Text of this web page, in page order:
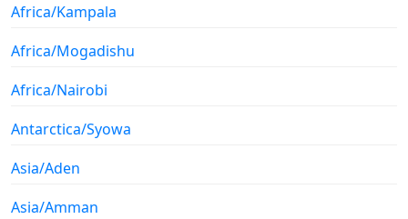
Africa/Kampala
Africa/Mogadishu
Africa/Nairobi
Antarctica/Syowa
Asia/Aden
Asia/Amman